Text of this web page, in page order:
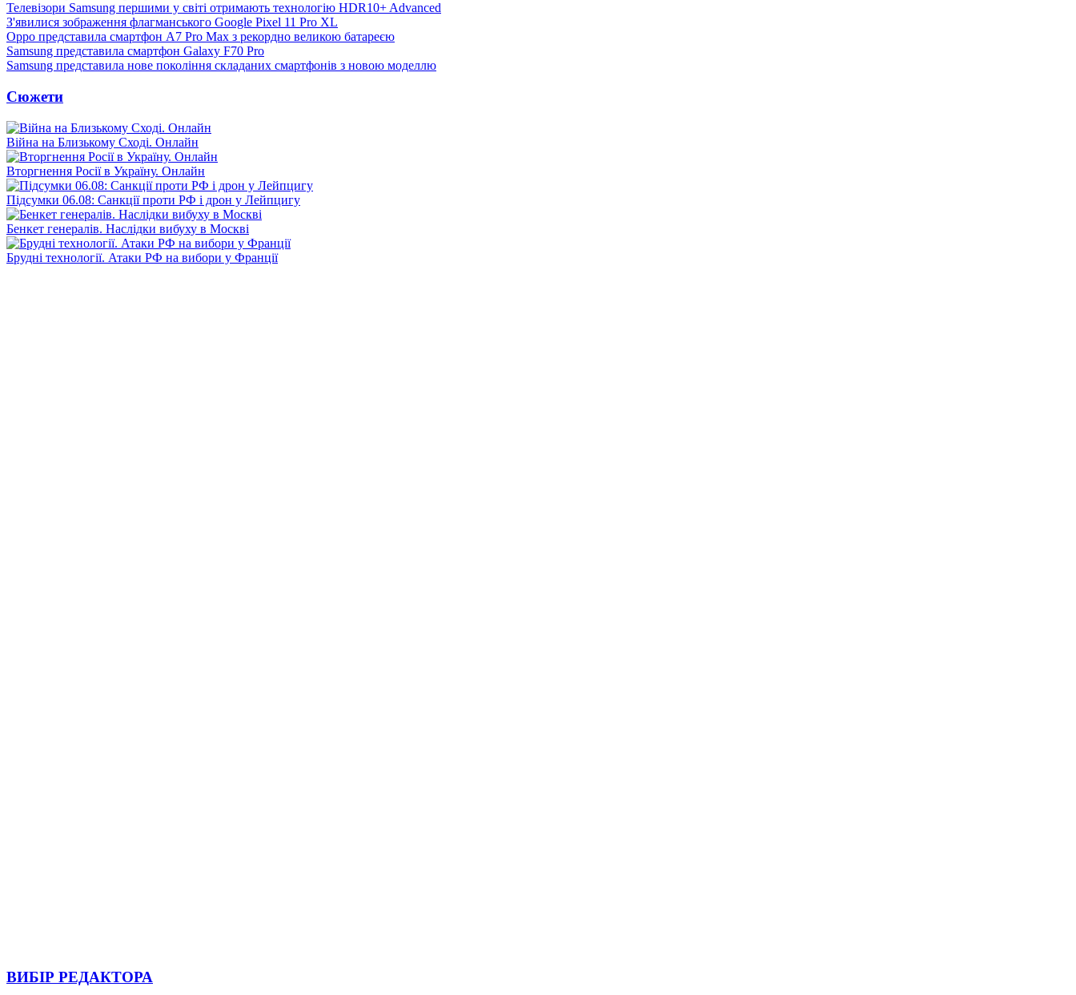
Телевізори Samsung першими у світі отримають технологію HDR10+ Advanced
З'явилися зображення флагманського Google Pixel 11 Pro XL
Oppo представила смартфон A7 Pro Max з рекордно великою батареєю
Samsung представила смартфон Galaxy F70 Pro
Samsung представила нове покоління складаних смартфонів з новою моделлю
Сюжети
Війна на Близькому Сході. Онлайн
Вторгнення Росії в Україну. Онлайн
Підсумки 06.08: Санкції проти РФ і дрон у Лейпцигу
Бенкет генералів. Наслідки вибуху в Москві
Брудні технології. Атаки РФ на вибори у Франції
ВИБІР РЕДАКТОРА